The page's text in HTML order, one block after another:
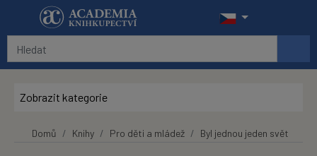
Přeskočit na hlavní obsah
Zobrazit kategorie
Domů Knihy Pro děti a mládež Byl jednou jeden svět